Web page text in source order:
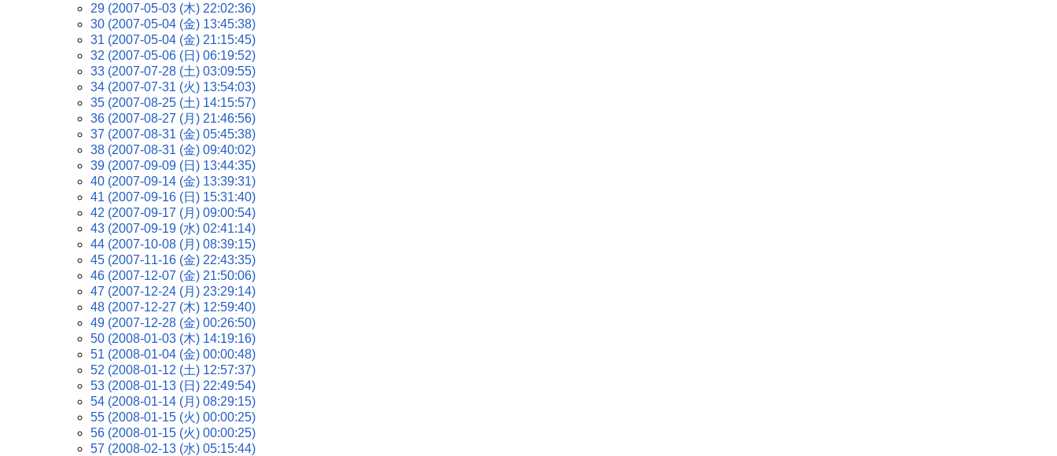
29 (2007-05-03 (木) 22:02:36)
30 (2007-05-04 (金) 13:45:38)
31 (2007-05-04 (金) 21:15:45)
32 (2007-05-06 (日) 06:19:52)
33 (2007-07-28 (土) 03:09:55)
34 (2007-07-31 (火) 13:54:03)
35 (2007-08-25 (土) 14:15:57)
36 (2007-08-27 (月) 21:46:56)
37 (2007-08-31 (金) 05:45:38)
38 (2007-08-31 (金) 09:40:02)
39 (2007-09-09 (日) 13:44:35)
40 (2007-09-14 (金) 13:39:31)
41 (2007-09-16 (日) 15:31:40)
42 (2007-09-17 (月) 09:00:54)
43 (2007-09-19 (水) 02:41:14)
44 (2007-10-08 (月) 08:39:15)
45 (2007-11-16 (金) 22:43:35)
46 (2007-12-07 (金) 21:50:06)
47 (2007-12-24 (月) 23:29:14)
48 (2007-12-27 (木) 12:59:40)
49 (2007-12-28 (金) 00:26:50)
50 (2008-01-03 (木) 14:19:16)
51 (2008-01-04 (金) 00:00:48)
52 (2008-01-12 (土) 12:57:37)
53 (2008-01-13 (日) 22:49:54)
54 (2008-01-14 (月) 08:29:15)
55 (2008-01-15 (火) 00:00:25)
56 (2008-01-15 (火) 00:00:25)
57 (2008-02-13 (水) 05:15:44)